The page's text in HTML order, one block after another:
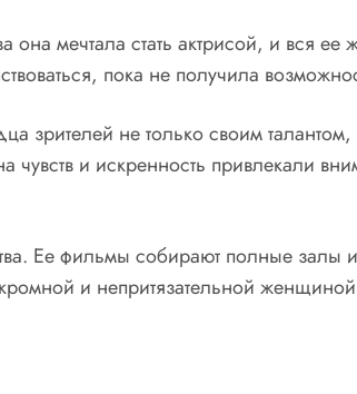
мечтала стать актрисой, и вся
пока не получила
зрителей не только своим
и искренность привлекали
Ее фильмы собирают полные
и непритязательной